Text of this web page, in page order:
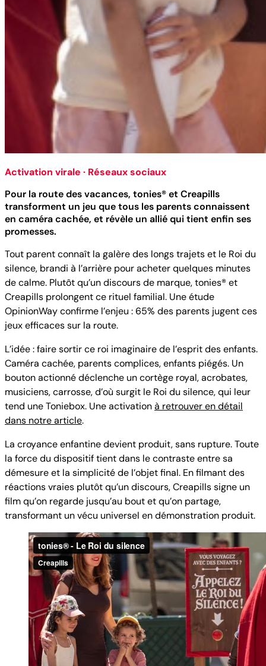
Activation virale · Réseaux sociaux
Pour la route des vacances, tonies® et Creapills
transforment un jeu que tous les parents connaissent
en caméra cachée, et révèle un allié qui tient enfin ses
promesses.
Tout parent connaît la galère des longs trajets et le Roi du
silence, brandi à l’arrière pour acheter quelques minutes
de calme. Plutôt qu’un discours de marque, tonies® et
Creapills prolongent ce rituel familial. Une étude
OpinionWay confirme l’enjeu : 65% des parents jugent ces
jeux efficaces sur la route.
L’idée : faire sortir ce roi imaginaire de l’esprit des enfants.
Caméra cachée, parents complices, enfants piégés. Un
bouton actionné déclenche un cortège royal, acrobates,
musiciens, carrosse, d’où surgit le Roi du silence, qui leur
tend une Toniebox. Une activationà retrouver en détail
dans notre article.
La croyance enfantine devient produit, sans rupture. Toute
la force du dispositif tient dans le contraste entre sa
démesure et la simplicité de l’objet final. En filmant des
réactions vraies plutôt qu’un discours, Creapills signe un
film qu’on regarde jusqu’au bout et qu’on partage,
transformant un vécu universel en démonstration produit.